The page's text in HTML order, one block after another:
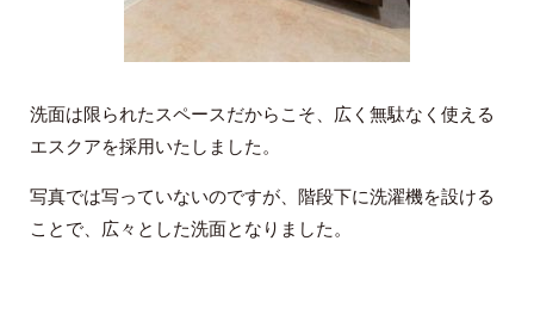
洗面は限られたスペースだからこそ、広く無駄なく使える
エスクアを採用いたしました。
写真では写っていないのですが、階段下に洗濯機を設ける
ことで、広々とした洗面となりました。